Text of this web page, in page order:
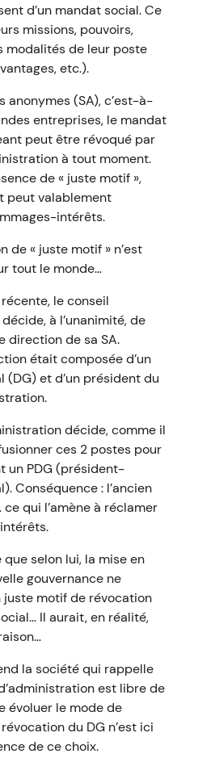
d’un mandat social. Ce
missions, pouvoirs,
modalités de leur poste
etc.).
anonymes (SA), c’est-à-
entreprises, le mandat
peut être révoqué par
à tout moment.
de « juste motif »,
peut valablement
intérêts.
de « juste motif » n’est
tout le monde…
le conseil
à l’unanimité, de
direction de sa SA.
était composée d’un
(DG) et d’un président du
décide, comme il
ces 2 postes pour
un PDG (président-
Conséquence : l’ancien
qui l’amène à réclamer
que selon lui, la mise en
gouvernance ne
motif de révocation
Il aurait, en réalité,
la société qui rappelle
est libre de
évoluer le mode de
du DG n’est ici
de ce choix.